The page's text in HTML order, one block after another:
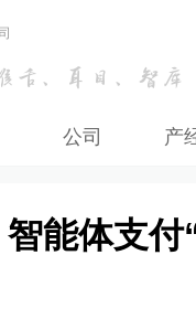
公司 产
能体支付